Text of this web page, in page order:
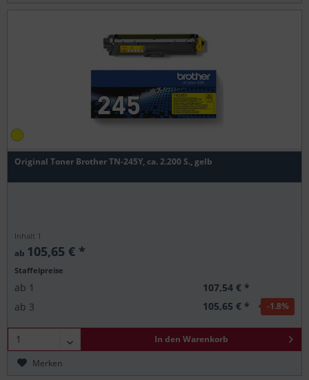
Original Toner Brother TN-245Y, ca. 2.200 S., gelb
Inhalt 1
ab 105,65 € *
Staffelpreise
ab 1
107,54 € *
ab 3 105,65 € * -1.8%
In den Warenkorb
Merken